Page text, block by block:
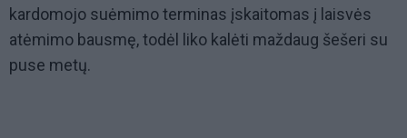
kardomojo suėmimo terminas įskaitomas į laisvės
atėmimo bausmę, todėl liko kalėti maždaug šešeri su
puse metų.